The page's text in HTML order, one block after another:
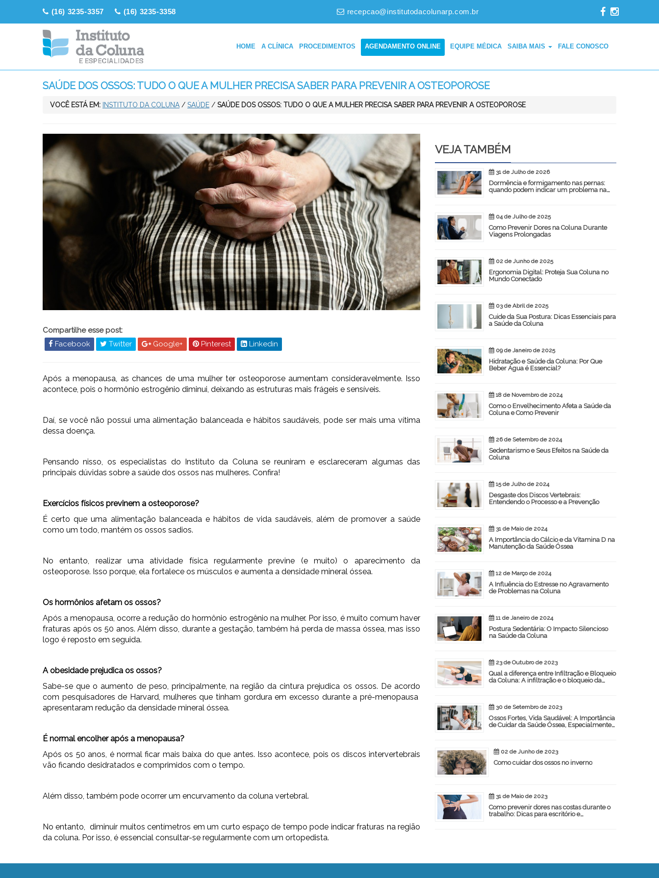
(16) 3235-3357 (16) 3235-3358 recepcao@institutodacolunarp.com.br
HOME A CLÍNICA PROCEDIMENTOS AGENDAMENTO ONLINE EQUIPE MÉDICA SAIBA MAIS FALE CONOSCO
SAÚDE DOS OSSOS: TUDO O QUE A MULHER PRECISA SABER PARA PREVENIR A OSTEOPOROSE
VOCÊ ESTÁ EM: INSTITUTO DA COLUNA / SAÚDE / SAÚDE DOS OSSOS: TUDO O QUE A MULHER PRECISA SABER PARA PREVENIR A OSTEOPOROSE
Compartilhe esse post:
Facebook
Twitter Google+ Pinterest Linkedin
Após a menopausa, as chances de uma mulher ter osteoporose aumentam consideravelmente. Isso
acontece, pois o hormônio estrogênio diminui, deixando as estruturas mais frágeis e sensíveis.
Daí, se você não possui uma alimentação balanceada e hábitos saudáveis, pode ser mais uma vítima
dessa doença.
Pensando nisso, os especialistas do Instituto da Coluna se reuniram e esclareceram algumas das
principais dúvidas sobre a saúde dos ossos nas mulheres. Confira!
Exercícios físicos previnem a osteoporose?
É certo que uma alimentação balanceada e hábitos de vida saudáveis, além de promover a saúde
como um todo, mantém os ossos sadios.
No entanto, realizar uma atividade física regularmente previne (e muito) o aparecimento da
osteoporose. Isso porque, ela fortalece os músculos e aumenta a densidade mineral óssea.
Os hormônios afetam os ossos?
Após a menopausa, ocorre a redução do hormônio estrogênio na mulher. Por isso, é muito comum haver
fraturas após os 50 anos. Além disso, durante a gestação, também há perda de massa óssea, mas isso
logo é reposto em seguida.
A obesidade prejudica os ossos?
Sabe-se que o aumento de peso, principalmente, na região da cintura prejudica os ossos. De acordo
com pesquisadores de Harvard, mulheres que tinham gordura em excesso durante a pré-menopausa
apresentaram redução da densidade mineral óssea.
É normal encolher após a menopausa?
Após os 50 anos, é normal ficar mais baixa do que antes. Isso acontece, pois os discos intervertebrais
vão ficando desidratados e comprimidos com o tempo.
Além disso, também pode ocorrer um encurvamento da coluna vertebral.
No entanto, diminuir muitos centímetros em um curto espaço de tempo pode indicar fraturas na região
da coluna. Por isso, é essencial consultar-se regularmente com um ortopedista.
VEJA TAMBÉM
31 de Julho de 2026
Dormência e formigamento nas pernas:
quando podem indicar um problema na
04 de Julho de 2025
Como Prevenir Dores na Coluna Durante
Viagens Prolongadas
02 de Junho de 2025
Ergonomia Digital: Proteja Sua Coluna no
Mundo Conectado
03 de Abril de 2025
Cuide da Sua Postura: Dicas Essenciais para
a Saúde da Coluna
09 de Janeiro de 2025
Hidratação e Saúde da Coluna: Por Que
Beber Água é Essencial?
18 de Novembro de 2024
Como o Envelhecimento Afeta a Saúde da
Coluna e Como Prevenir
26 de Setembro de 2024
Sedentarismo e Seus Efeitos na Saúde da
Coluna
15 de Julho de 2024
Desgaste dos Discos Vertebrais:
Entendendo o Processo e a Prevenção
31 de Maio de 2024
A Importância do Cálcio e da Vitamina D na
Manutenção da Saúde Óssea
12 de Março de 2024
A Influência do Estresse no Agravamento
de Problemas na Coluna
11 de Janeiro de 2024
Postura Sedentária: O Impacto Silencioso
na Saúde da Coluna
23 de Outubro de 2023
Qual a diferença entre Infiltração e Bloqueio
da Coluna: A infiltração e o bloqueio da
30 de Setembro de 2023
Ossos Fortes, Vida Saudável: A Importância
de Cuidar da Saúde Óssea, Especialmente
02 de Junho de 2023
Como cuidar dos ossos no inverno
31 de Maio de 2023
Como prevenir dores nas costas durante o
trabalho: Dicas para escritório e